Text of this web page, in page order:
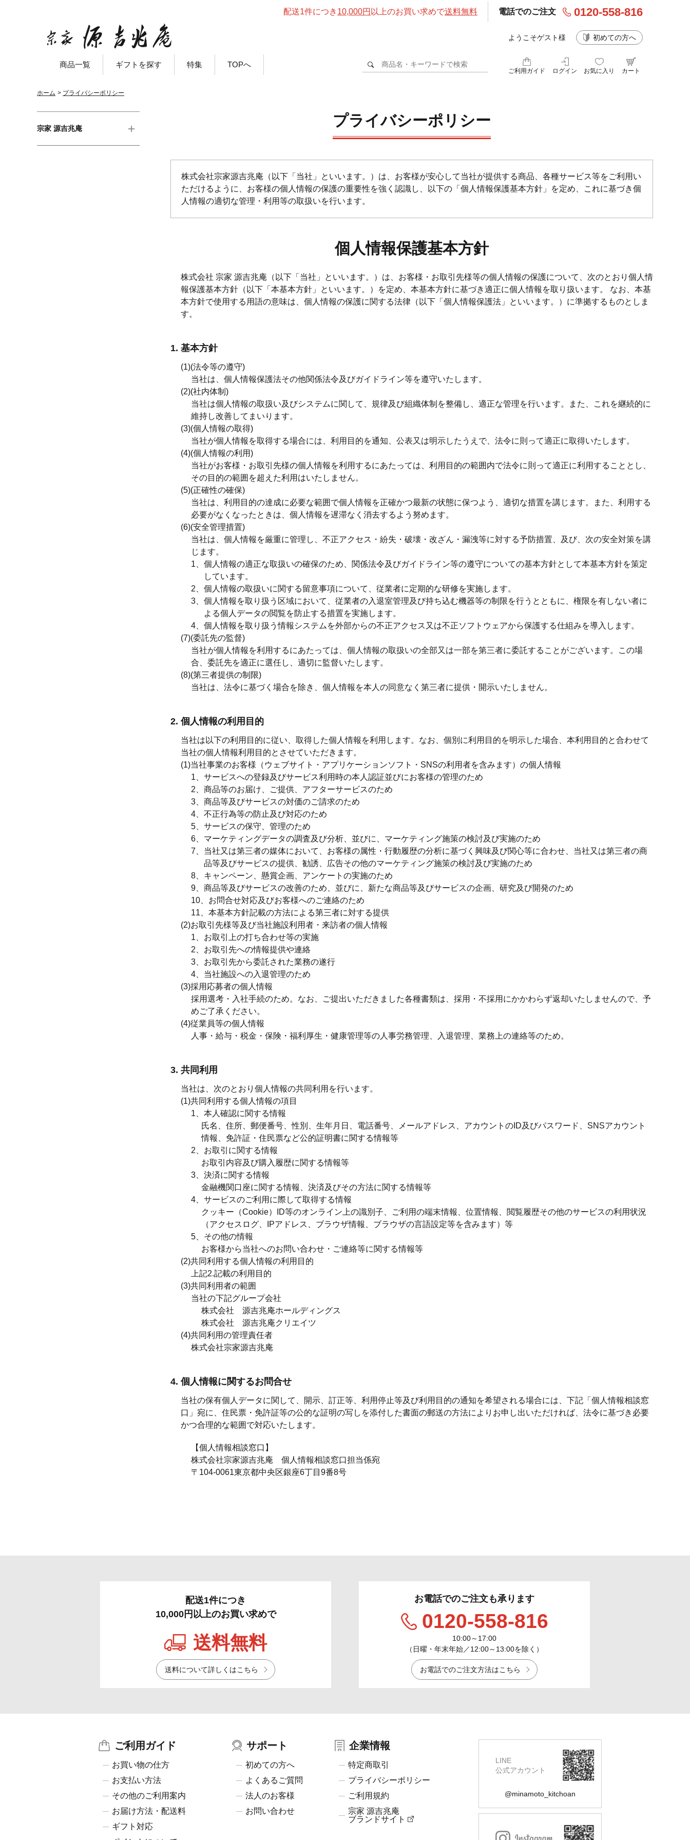
配送1件につき 10,000円 以上のお買い求めで送料無料 電話でのご注文 0120-558-816
ようこそゲスト様 初めての方へ
商品一覧 ギフトを探す 特集 TOPへ
ご利用ガイド ログイン お気に入り カート
ホーム > プライバシーポリシー
宗家 源吉兆庵 プライバシーポリシー
株式会社宗家源吉兆庵（以下「当社」といいます。）は、お客様が安心して当社が提供する商品、各種サービス等をご利用い
ただけるように、お客様の個人情報の保護の重要性を強く認識し、以下の「個人情報保護基本方針」を定め、これに基づき個
人情報の適切な管理・利用等の取扱いを行います。
個人情報保護基本方針
株式会社 宗家 源吉兆庵（以下「当社」といいます。）は、お客様・お取引先様等の個人情報の保護について、次のとおり個人情
報保護基本方針（以下「本基本方針」といいます。）を定め、本基本方針に基づき適正に個人情報を取り扱います。 なお、本基
本方針で使用する用語の意味は、個人情報の保護に関する法律（以下「個人情報保護法」といいます。）に準拠するものとしま
す。
1. 基本方針
(1)(法令等の遵守)
当社は、個人情報保護法その他関係法令及びガイドライン等を遵守いたします。
(2)(社内体制)
当社は個人情報の取扱い及びシステムに関して、規律及び組織体制を整備し、適正な管理を行います。また、これを継続的に
維持し改善してまいります。
(3)(個人情報の取得)
当社が個人情報を取得する場合には、利用目的を通知、公表又は明示したうえで、法令に則って適正に取得いたします。
(4)(個人情報の利用)
当社がお客様・お取引先様の個人情報を利用するにあたっては、利用目的の範囲内で法令に則って適正に利用することとし、
その目的の範囲を超えた利用はいたしません。
(5)(正確性の確保)
当社は、利用目的の達成に必要な範囲で個人情報を正確かつ最新の状態に保つよう、適切な措置を講じます。また、利用する
必要がなくなったときは、個人情報を遅滞なく消去するよう努めます。
(6)(安全管理措置)
当社は、個人情報を厳重に管理し、不正アクセス・紛失・破壊・改ざん・漏洩等に対する予防措置、及び、次の安全対策を講
じます。
1、 個人情報の適正な取扱いの確保のため、関係法令及びガイドライン等の遵守についての基本方針として本基本方針を策定
しています。
2、 個人情報の取扱いに関する留意事項について、従業者に定期的な研修を実施します。
3、 個人情報を取り扱う区域において、従業者の入退室管理及び持ち込む機器等の制限を行うとともに、権限を有しない者に
よる個人データの閲覧を防止する措置を実施します。
4、 個人情報を取り扱う情報システムを外部からの不正アクセス又は不正ソフトウェアから保護する仕組みを導入します。
(7)(委託先の監督)
当社が個人情報を利用するにあたっては、個人情報の取扱いの全部又は一部を第三者に委託することがございます。この場
合、委託先を適正に選任し、適切に監督いたします。
(8)(第三者提供の制限)
当社は、法令に基づく場合を除き、個人情報を本人の同意なく第三者に提供・開示いたしません。
2. 個人情報の利用目的
当社は以下の利用目的に従い、取得した個人情報を利用します。なお、個別に利用目的を明示した場合、本利用目的と合わせて
当社の個人情報利用目的とさせていただきます。
(1)当社事業のお客様（ウェブサイト・アプリケーションソフト・SNSの利用者を含みます）の個人情報
1、 サービスへの登録及びサービス利用時の本人認証並びにお客様の管理のため
2、 商品等のお届け、ご提供、アフターサービスのため
3、 商品等及びサービスの対価のご請求のため
4、 不正行為等の防止及び対応のため
5、 サービスの保守、管理のため
6、 マーケティングデータの調査及び分析、並びに、マーケティング施策の検討及び実施のため
7、 当社又は第三者の媒体において、お客様の属性・行動履歴の分析に基づく興味及び関心等に合わせ、当社又は第三者の商
品等及びサービスの提供、勧誘、広告その他のマーケティング施策の検討及び実施のため
8、 キャンペーン、懸賞企画、アンケートの実施のため
9、 商品等及びサービスの改善のため、並びに、新たな商品等及びサービスの企画、研究及び開発のため
10、 お問合せ対応及びお客様へのご連絡のため
11、 本基本方針記載の方法による第三者に対する提供
(2)お取引先様等及び当社施設利用者・来訪者の個人情報
1、 お取引上の打ち合わせ等の実施
2、 お取引先への情報提供や連絡
3、 お取引先から委託された業務の遂行
4、 当社施設への入退管理のため
(3)採用応募者の個人情報
採用選考・入社手続のため。なお、ご提出いただきました各種書類は、採用・不採用にかかわらず返却いたしませんので、予
めご了承ください。
(4)従業員等の個人情報
人事・給与・税金・保険・福利厚生・健康管理等の人事労務管理、入退管理、業務上の連絡等のため。
3. 共同利用
当社は、次のとおり個人情報の共同利用を行います。
(1)共同利用する個人情報の項目
1、 本人確認に関する情報
氏名、住所、郵便番号、性別、生年月日、電話番号、メールアドレス、アカウントのID及びパスワード、SNSアカウント
情報、免許証・住民票など公的証明書に関する情報等
2、 お取引に関する情報
お取引内容及び購入履歴に関する情報等
3、 決済に関する情報
金融機関口座に関する情報、決済及びその方法に関する情報等
4、 サービスのご利用に際して取得する情報
クッキー（Cookie）ID等のオンライン上の識別子、ご利用の端末情報、位置情報、閲覧履歴その他のサービスの利用状況
（アクセスログ、IPアドレス、ブラウザ情報、ブラウザの言語設定等を含みます）等
5、 その他の情報
お客様から当社へのお問い合わせ・ご連絡等に関する情報等
(2)共同利用する個人情報の利用目的
上記2.記載の利用目的
(3)共同利用者の範囲
当社の下記グループ会社
株式会社 源吉兆庵ホールディングス
株式会社 源吉兆庵クリエイツ
(4)共同利用の管理責任者
株式会社宗家源吉兆庵
4. 個人情報に関するお問合せ
当社の保有個人データに関して、開示、訂正等、利用停止等及び利用目的の通知を希望される場合には、下記「個人情報相談窓
口」宛に、住民票・免許証等の公的な証明の写しを添付した書面の郵送の方法によりお申し出いただければ、法令に基づき必要
かつ合理的な範囲で対応いたします。
【個人情報相談窓口】
株式会社宗家源吉兆庵 個人情報相談窓口担当係宛
〒104-0061東京都中央区銀座6丁目9番8号
配送1件につき
10,000円以上のお買い求めで
送料無料
送料について詳しくはこちら
お電話でのご注文も承ります
0120-558-816
10:00～17:00
（日曜・年末年始／12:00～13:00を除く）
お電話でのご注文方法はこちら
ご利用ガイド
お買い物の仕方
お支払い方法
その他のご利用案内
お届け方法・配送料
ギフト対応
サポート
初めての方へ
よくあるご質問
法人のお客様
お問い合わせ
企業情報
特定商取引
プライバシーポリシー
ご利用規約
宗家 源吉兆庵
ブランドサイト
LINE
公式アカウント
@minamoto_kitchoan